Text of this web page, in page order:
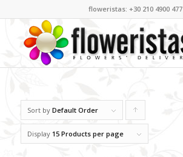
floweristas: +30 210 4900 477
Sort by Default Order
Display 15 Products per page